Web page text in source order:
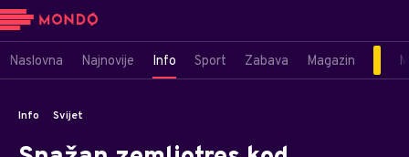
Naslovna Najnovije Info Sport Zabava Magazin
Info Svijet